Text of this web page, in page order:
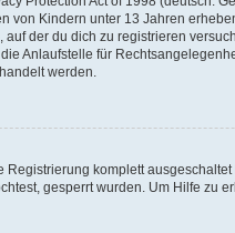
von Kindern unter 13 Jahren
der du dich zu registrieren
Anlaufstelle für
werden.
komplett
gesperrt wurden. Um Hilfe zu